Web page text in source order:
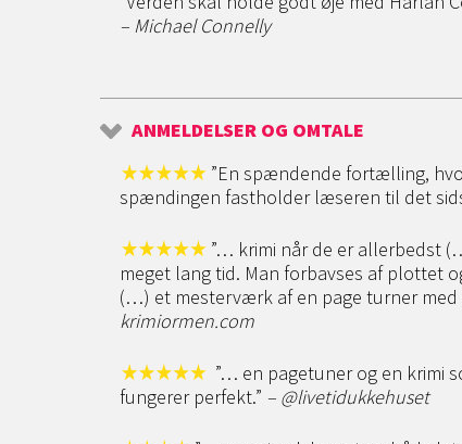
– Michael Connelly
ANMELDELSER OG OMTALE
”En spændende fortælling,
spændingen fastholder læseren til det
”… krimi når de er allerbedst
meget lang tid. Man forbavses af plottet
(…) et mesterværk af en page turner med
krimiormen.com
”… en pagetuner og en krimi
fungerer perfekt.” – @livetidukkehuset